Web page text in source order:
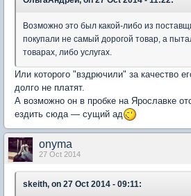
Возможно это был какой-либо из
покупали не самый дорогой товар, а
товарах, либо услугах.
Или которого "вздрючили" за качество
долго не платят.
А возможно он в пробке на Ярославке
ездить сюда — сущий ад
onyma
27 Oct 2014
skeith, on 27 Oct 2014 - 09:11: